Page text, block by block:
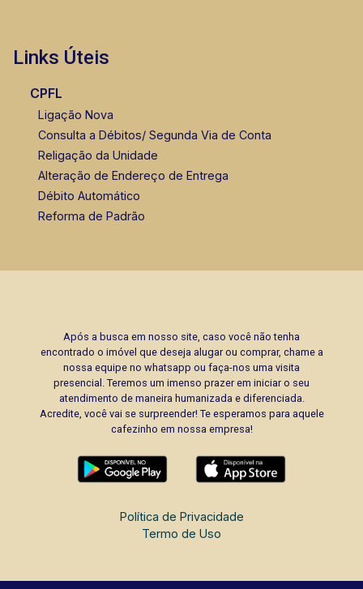
Links Úteis
CPFL
Ligação Nova
Consulta a Débitos/ Segunda Via de Conta
Religação da Unidade
Alteração de Endereço de Entrega
Débito Automático
Reforma de Padrão
Após a busca em nosso site, caso você não tenha
encontrado o imóvel que deseja alugar ou comprar, chame a
nossa equipe no whatsapp ou faça-nos uma visita
presencial. Teremos um imenso prazer em iniciar o seu
atendimento de maneira humanizada e diferenciada.
Acredite, você vai se surpreender! Te esperamos para aquele
cafezinho em nossa empresa!
Política de Privacidade
Termo de Uso